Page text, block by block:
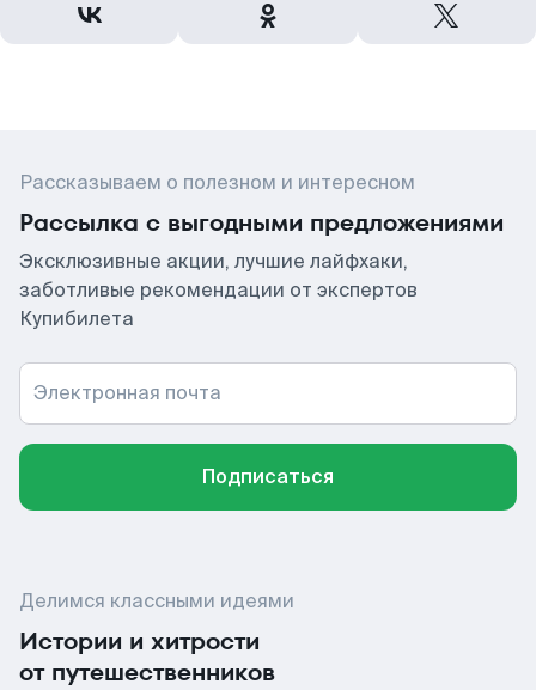
Рассказываем о полезном и интересном
Рассылка с выгодными предложениями
Эксклюзивные акции, лучшие лайфхаки,
заботливые рекомендации от экспертов
Купибилета
Электронная почта
Подписаться
Делимся классными идеями
Истории и хитрости
от путешественников